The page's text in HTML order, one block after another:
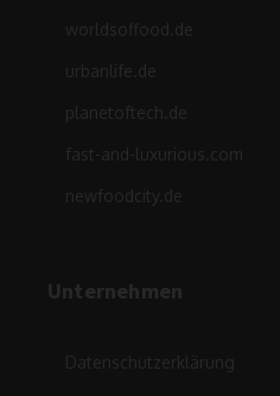
worldsoffood.de
urbanlife.de
planetoftech.de
fast-and-luxurious.com
newfoodcity.de
Unternehmen
Datenschutzerklärung